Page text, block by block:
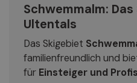
Schwemmalm:
Ultentals
Das Skigebiet
familienfreundlich und
für Einsteiger und Profis